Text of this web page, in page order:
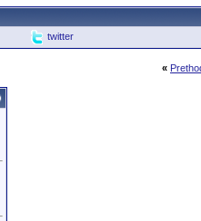
twitter
«